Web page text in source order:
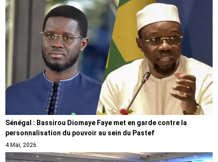
Sénégal : Bassirou Diomaye Faye met en garde contre la
personnalisation du pouvoir au sein du Pastef
4 Mai, 2026